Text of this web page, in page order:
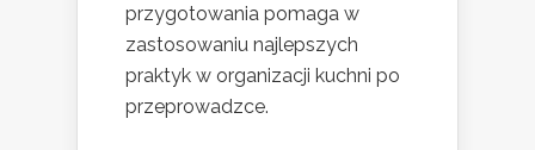
przygotowania pomaga w
zastosowaniu najlepszych
praktyk w organizacji kuchni po
przeprowadzce.